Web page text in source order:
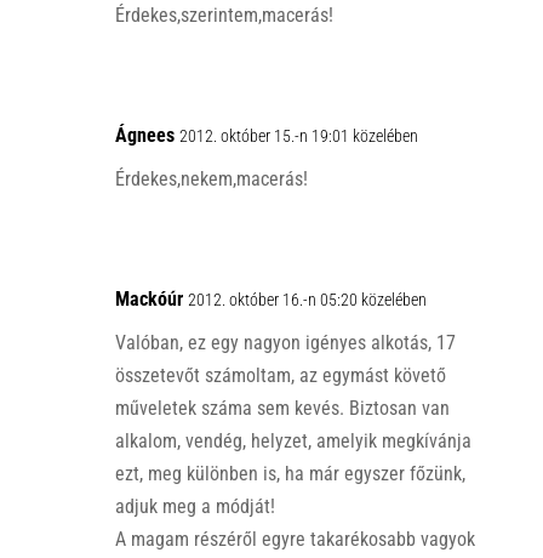
Érdekes,szerintem,macerás!
Ágnees 2012. október 15.-n 19:01 közelében
Érdekes,nekem,macerás!
Mackóúr 2012. október 16.-n 05:20 közelében
Valóban, ez egy nagyon igényes alkotás, 17
összetevőt számoltam, az egymást követő
műveletek száma sem kevés. Biztosan van
alkalom, vendég, helyzet, amelyik megkívánja
ezt, meg különben is, ha már egyszer főzünk,
adjuk meg a módját!
A magam részéről egyre takarékosabb vagyok